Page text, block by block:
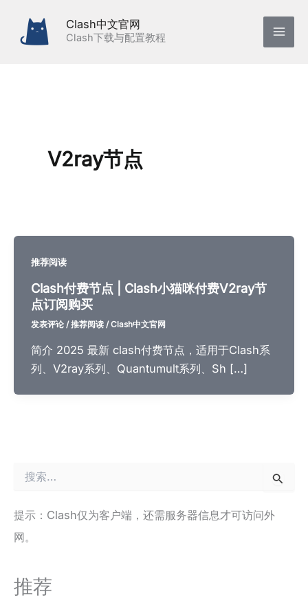
Clash中文官网
Clash下载与配置教程
V2ray节点
推荐阅读
Clash付费节点 | Clash小猫咪付费V2ray节
点订阅购买
发表评论 /推荐阅读/Clash中文官网
简介 2025 最新 clash付费节点，适用于Clash系
列、V2ray系列、Quantumult系列、Sh […]
提示：Clash仅为客户端，还需服务器信息才可访问外
网。
推荐